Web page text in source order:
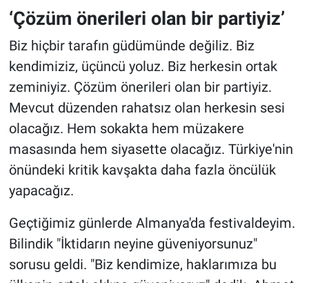
‘Çözüm önerileri olan bir partiyiz’
Biz hiçbir tarafın güdümünde değiliz. Biz
kendimiziz, üçüncü yoluz. Biz herkesin ortak
zeminiyiz. Çözüm önerileri olan bir partiyiz.
Mevcut düzenden rahatsız olan herkesin sesi
olacağız. Hem sokakta hem müzakere
masasında hem siyasette olacağız. Türkiye'nin
önündeki kritik kavşakta daha fazla öncülük
yapacağız.
Geçtiğimiz günlerde Almanya'da festivaldeyim.
Bilindik "İktidarın neyine güveniyorsunuz"
sorusu geldi. "Biz kendimize, haklarımıza bu